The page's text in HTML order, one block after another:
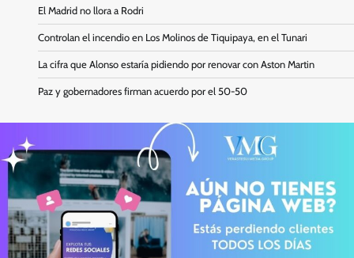
El Madrid no llora a Rodri
Controlan el incendio en Los Molinos de Tiquipaya, en el Tunari
La cifra que Alonso estaría pidiendo por renovar con Aston Martin
Paz y gobernadores firman acuerdo por el 50-50